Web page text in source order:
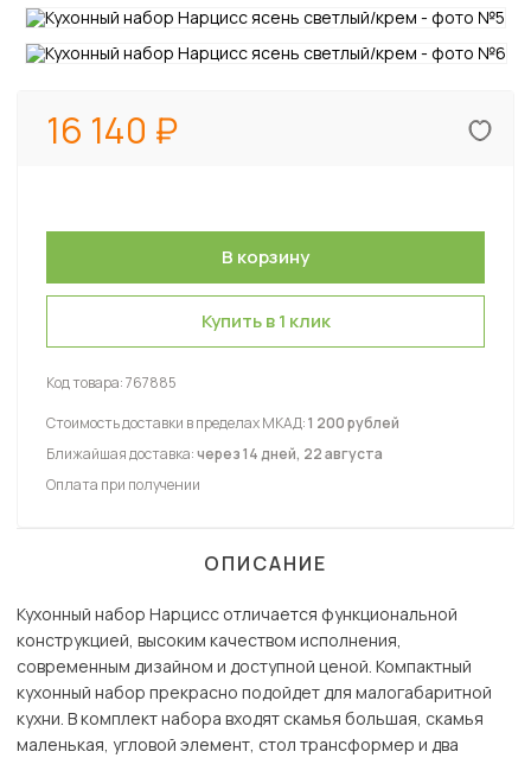
16 140
Купить в 1 клик
Код товара:767885
Стоимость доставки в пределах МКАД:1 200 рублей
Ближайшая доставка:через 14 дней, 22 августа
Оплата при получении
ОПИСАНИЕ
Кухонный набор Нарцисс отличается функциональной
конструкцией, высоким качеством исполнения,
современным дизайном и доступной ценой. Компактный
кухонный набор прекрасно подойдет для малогабаритной
кухни. В комплект набора входят скамья большая, скамья
маленькая, угловой элемент, стол трансформер и два